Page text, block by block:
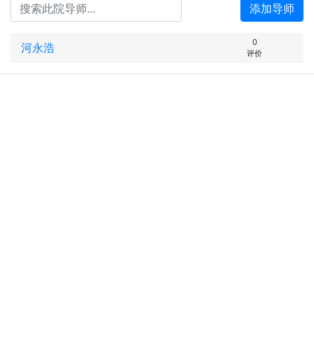
添加导师
河永浩
0
评价